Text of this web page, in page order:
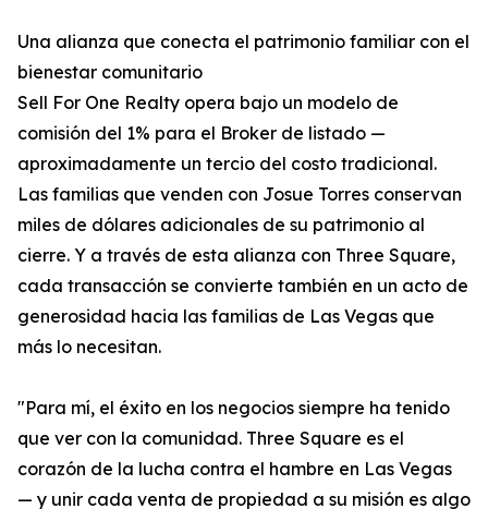
Una alianza que conecta el patrimonio familiar con el
bienestar comunitario
Sell For One Realty opera bajo un modelo de
comisión del 1% para el Broker de listado —
aproximadamente un tercio del costo tradicional.
Las familias que venden con Josue Torres conservan
miles de dólares adicionales de su patrimonio al
cierre. Y a través de esta alianza con Three Square,
cada transacción se convierte también en un acto de
generosidad hacia las familias de Las Vegas que
más lo necesitan.
"Para mí, el éxito en los negocios siempre ha tenido
que ver con la comunidad. Three Square es el
corazón de la lucha contra el hambre en Las Vegas
— y unir cada venta de propiedad a su misión es algo